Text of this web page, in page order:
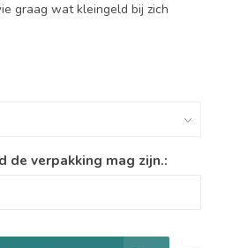
graag wat kleingeld bij zich
de verpakking mag zijn.: